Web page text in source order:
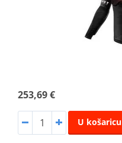
253,69 €
U košaricu